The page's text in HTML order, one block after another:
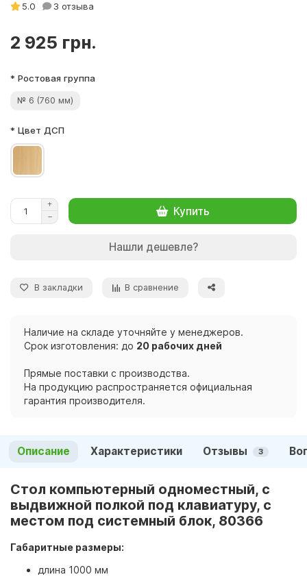
5.0 3 отзыва
2 925 грн.
* Ростовая группа
№ 6 (760 мм)
* Цвет ДСП
Купить
Нашли дешевле?
В закладки В сравнение
Наличие на складе уточняйте у менеджеров.
Срок изготовления: до 20 рабочих дней
Прямые поставки с производства.
На продукцию распространяется официальная
гарантия производителя.
Описание Характеристики Отзывы 3
Стол компьютерный одноместный, с
выдвижной полкой под клавиатуру, с
местом под системный блок, 80366
Габаритные размеры:
длина 1000 мм